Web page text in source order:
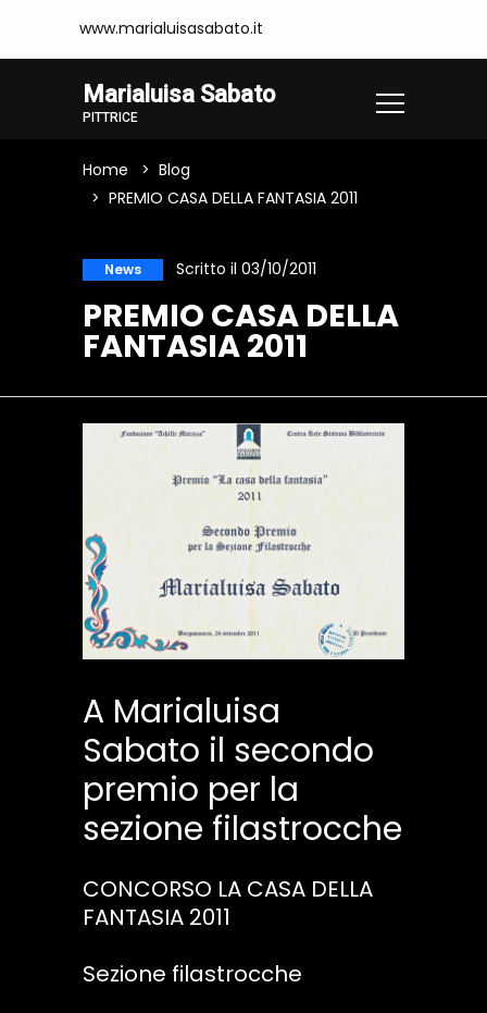
www.marialuisasabato.it
Marialuisa Sabato
PITTRICE
Home
Blog
PREMIO CASA DELLA FANTASIA 2011
News Scritto il 03/10/2011
PREMIO CASA DELLA
FANTASIA 2011
A Marialuisa
Sabato il secondo
premio per la
sezione filastrocche
CONCORSO LA CASA DELLA
FANTASIA 2011
Sezione filastrocche